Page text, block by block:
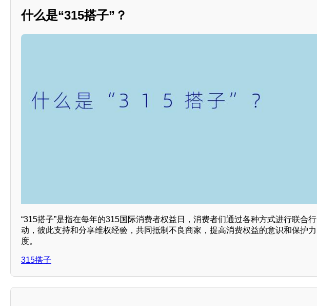
什么是“315搭子”？
“315搭子”是指在每年的315国际消费者权益日，消费者们通过各种方式进行联合行
动，彼此支持和分享维权经验，共同抵制不良商家，提高消费权益的意识和保护力
度。
315搭子